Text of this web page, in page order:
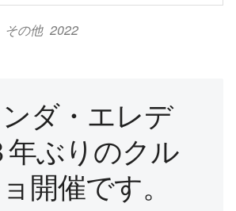
その他 2022
ダ・エレデ
年ぶりのクル
開催です。